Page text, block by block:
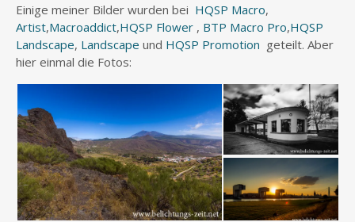
Einige meiner Bilder wurden bei HQSP Macro,
Artist,Macroaddict,HQSP Flower , BTP Macro Pro,HQSP
Landscape, Landscape und HQSP Promotion geteilt. Aber
hier einmal die Fotos: